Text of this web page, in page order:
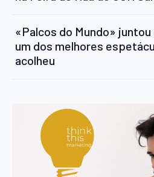
«Palcos do Mundo»
um dos melhores
acolheu